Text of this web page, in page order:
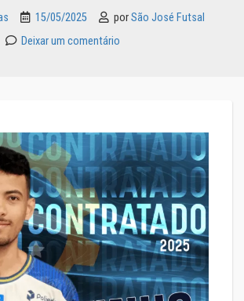
15/05/2025 porSão José Futsal
Deixar um comentário